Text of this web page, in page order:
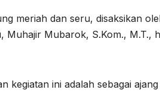
meriah dan seru, disaksikan
Muhajir Mubarok, S.Kom., M.T.,
kegiatan ini adalah sebagai